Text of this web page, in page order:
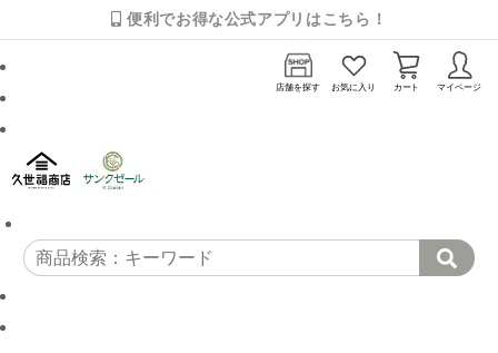
便利でお得な公式アプリはこちら！
店舗を探す お気に入り カート マイページ